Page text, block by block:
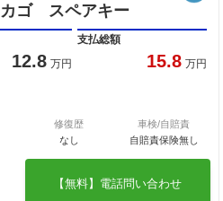
ゴ スペアキー
12.8 万円
支払総額
15.8 万円
修復歴
なし
車検/自賠責
自賠責保険無し
【無料】電話問い合わせ